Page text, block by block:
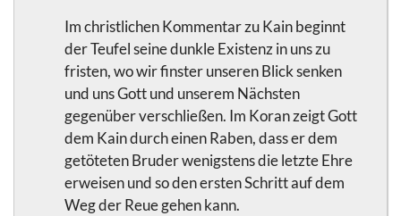
Im christlichen Kommentar zu Kain beginnt
der Teufel seine dunkle Existenz in uns zu
fristen, wo wir finster unseren Blick senken
und uns Gott und unserem Nächsten
gegenüber verschließen. Im Koran zeigt Gott
dem Kain durch einen Raben, dass er dem
getöteten Bruder wenigstens die letzte Ehre
erweisen und so den ersten Schritt auf dem
Weg der Reue gehen kann.